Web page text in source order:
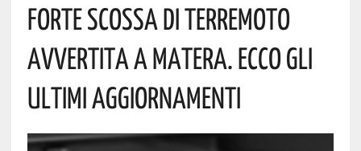
Forte Scossa Di Terremoto
Avvertita A Matera. Ecco Gli
Ultimi Aggiornamenti